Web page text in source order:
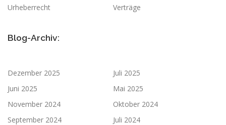
Urheberrecht
Verträge
Blog-Archiv:
Dezember 2025
Juli 2025
Juni 2025
Mai 2025
November 2024
Oktober 2024
September 2024
Juli 2024